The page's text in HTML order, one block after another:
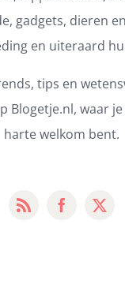
gadgets, dieren
en uiteraard
tips en
Blogetje.nl, waar
harte welkom bent.